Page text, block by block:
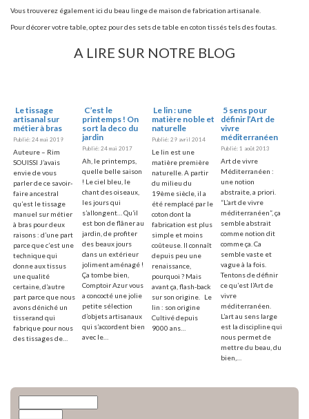
Vous trouverez également ici du beau linge de maison de fabrication artisanale.
Pour décorer votre table, optez pour des sets de table en coton tissés tels des foutas.
A LIRE SUR NOTRE BLOG
Le tissage
artisanal sur
métier à bras
Publié: 24 mai 2019
Auteure – Rim
SOUISSI J’avais
envie de vous
parler de ce savoir-
faire ancestral
qu’est le tissage
manuel sur métier
à bras pour deux
raisons : d’une part
parce que c’est une
technique qui
donne aux tissus
une qualité
certaine, d’autre
part parce que nous
avons déniché un
tisserand qui
fabrique pour nous
des tissages de…
C’est le
printemps ! On
sort la deco du
jardin
Publié: 24 mai 2017
Ah, le printemps,
quelle belle saison
! Le ciel bleu, le
chant des oiseaux,
les jours qui
s’allongent… Qu’il
est bon de flâner au
jardin, de profiter
des beaux jours
dans un extérieur
joliment aménagé !
Ça tombe bien,
Comptoir Azur vous
a concocté une jolie
petite sélection
d’objets artisanaux
qui s’accordent bien
avec le…
Le lin : une
matière noble et
naturelle
Publié: 29 avril 2014
Le lin est une
matière première
naturelle. A partir
du milieu du
19ème siècle, il a
été remplacé par le
coton dont la
fabrication est plus
simple et moins
coûteuse. Il connaît
depuis peu une
renaissance,
pourquoi ? Mais
avant ça, flash-back
sur son origine. Le
lin : son origine
Cultivé depuis
9000 ans…
5 sens pour
définir l’Art de
vivre
méditerranéen
Publié: 1 août 2013
Art de vivre
Méditerranéen :
une notion
abstraite, a priori.
“L’art de vivre
méditerranéen”, ça
semble abstrait
comme notion dit
comme ça. Ca
semble vaste et
vague à la fois.
Tentons de définir
ce qu’est l’Art de
vivre
méditerranéen.
L’art au sens large
est la discipline qui
nous permet de
mettre du beau, du
bien,…